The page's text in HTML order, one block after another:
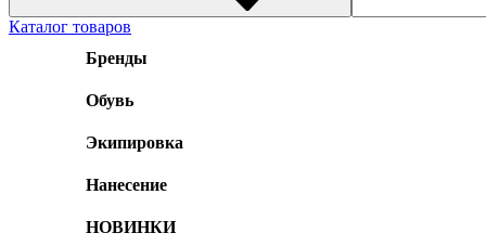
Каталог товаров
Бренды
Обувь
Экипировка
Нанесение
НОВИНКИ